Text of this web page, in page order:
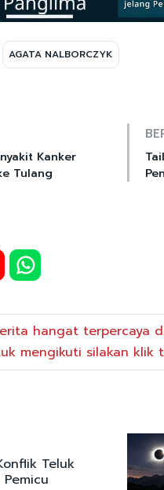
AGATA NALBORCZYK
Kanker
Tulang
hangat terpercaya
mengikuti silakan klik
Teluk